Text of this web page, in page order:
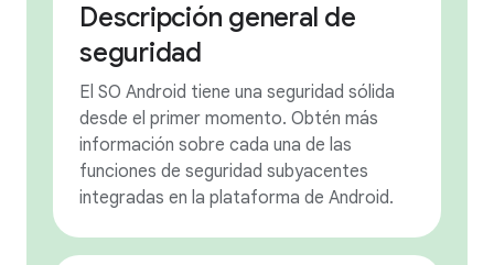
Descripción general de
seguridad
El SO Android tiene una seguridad sólida
desde el primer momento. Obtén más
información sobre cada una de las
funciones de seguridad subyacentes
integradas en la plataforma de Android.